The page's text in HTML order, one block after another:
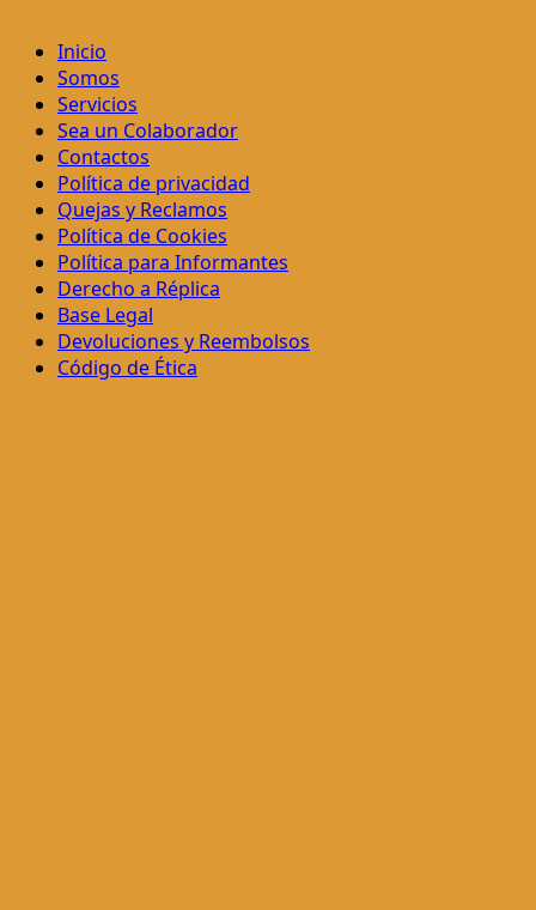
Inicio
Somos
Servicios
Sea un Colaborador
Contactos
Política de privacidad
Quejas y Reclamos
Política de Cookies
Política para Informantes
Derecho a Réplica
Base Legal
Devoluciones y Reembolsos
Código de Ética